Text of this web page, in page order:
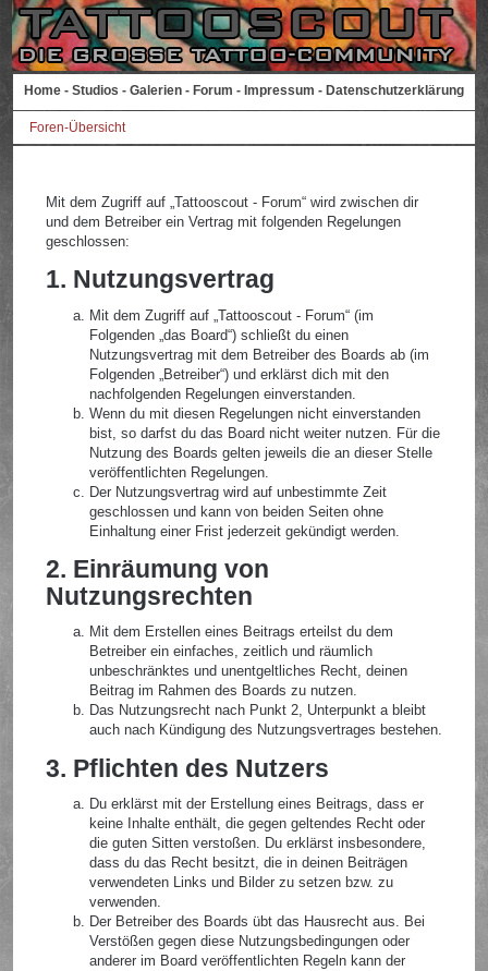
Home - Studios - Galerien - Forum - Impressum - Datenschutzerklärung
Foren-Übersicht
Mit dem Zugriff auf „Tattooscout - Forum“ wird zwischen dir
und dem Betreiber ein Vertrag mit folgenden Regelungen
geschlossen:
1. Nutzungsvertrag
Mit dem Zugriff auf „Tattooscout - Forum“ (im
Folgenden „das Board“) schließt du einen
Nutzungsvertrag mit dem Betreiber des Boards ab (im
Folgenden „Betreiber“) und erklärst dich mit den
nachfolgenden Regelungen einverstanden.
Wenn du mit diesen Regelungen nicht einverstanden
bist, so darfst du das Board nicht weiter nutzen. Für die
Nutzung des Boards gelten jeweils die an dieser Stelle
veröffentlichten Regelungen.
Der Nutzungsvertrag wird auf unbestimmte Zeit
geschlossen und kann von beiden Seiten ohne
Einhaltung einer Frist jederzeit gekündigt werden.
2. Einräumung von
Nutzungsrechten
Mit dem Erstellen eines Beitrags erteilst du dem
Betreiber ein einfaches, zeitlich und räumlich
unbeschränktes und unentgeltliches Recht, deinen
Beitrag im Rahmen des Boards zu nutzen.
Das Nutzungsrecht nach Punkt 2, Unterpunkt a bleibt
auch nach Kündigung des Nutzungsvertrages bestehen.
3. Pflichten des Nutzers
Du erklärst mit der Erstellung eines Beitrags, dass er
keine Inhalte enthält, die gegen geltendes Recht oder
die guten Sitten verstoßen. Du erklärst insbesondere,
dass du das Recht besitzt, die in deinen Beiträgen
verwendeten Links und Bilder zu setzen bzw. zu
verwenden.
Der Betreiber des Boards übt das Hausrecht aus. Bei
Verstößen gegen diese Nutzungsbedingungen oder
anderer im Board veröffentlichten Regeln kann der